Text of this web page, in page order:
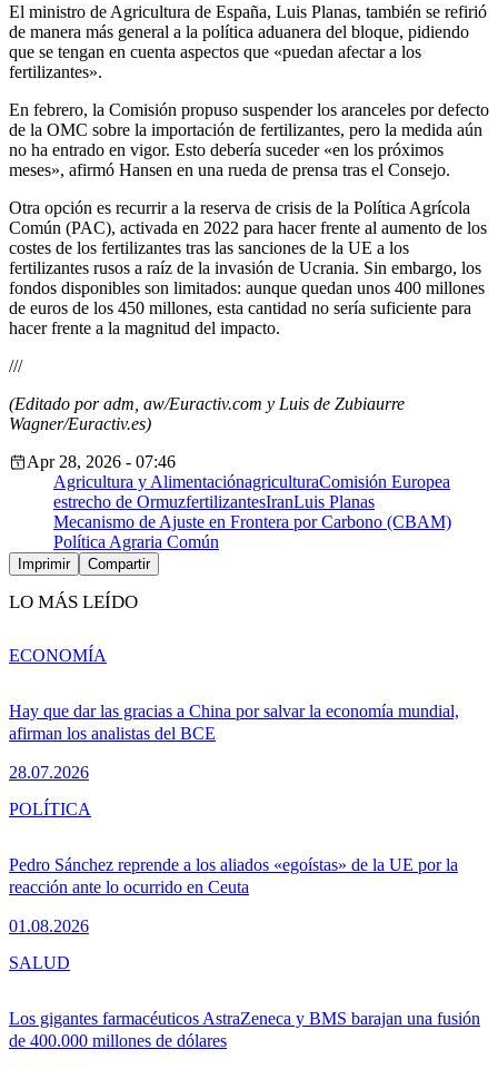
El ministro de Agricultura de España, Luis Planas, también se refirió
de manera más general a la política aduanera del bloque, pidiendo
que se tengan en cuenta aspectos que «puedan afectar a los
fertilizantes».
En febrero, la Comisión propuso suspender los aranceles por defecto
de la OMC sobre la importación de fertilizantes, pero la medida aún
no ha entrado en vigor. Esto debería suceder «en los próximos
meses», afirmó Hansen en una rueda de prensa tras el Consejo.
Otra opción es recurrir a la reserva de crisis de la Política Agrícola
Común (PAC), activada en 2022 para hacer frente al aumento de los
costes de los fertilizantes tras las sanciones de la UE a los
fertilizantes rusos a raíz de la invasión de Ucrania. Sin embargo, los
fondos disponibles son limitados: aunque quedan unos 400 millones
de euros de los 450 millones, esta cantidad no sería suficiente para
hacer frente a la magnitud del impacto.
///
(Editado por adm, aw/Euractiv.com y Luis de Zubiaurre
Wagner/Euractiv.es)
Apr 28, 2026 - 07:46
Agricultura y AlimentaciónagriculturaComisión Europea
estrecho de OrmuzfertilizantesIranLuis Planas
Mecanismo de Ajuste en Frontera por Carbono (CBAM)
Política Agraria Común
Imprimir Compartir
LO MÁS LEÍDO
Hay que dar las gracias a China por salvar la economía mundial,
afirman los analistas del BCE
28.07.2026
ECONOMÍA
Pedro Sánchez reprende a los aliados «egoístas» de la UE por la
reacción ante lo ocurrido en Ceuta
01.08.2026
POLÍTICA
Los gigantes farmacéuticos AstraZeneca y BMS barajan una fusión
de 400.000 millones de dólares
SALUD